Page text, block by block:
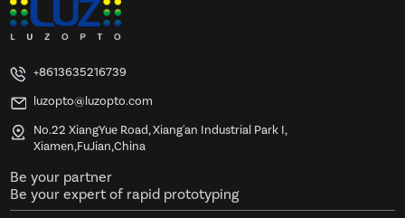
+8613635216739
luzopto@luzopto.com
No.22 XiangYue Road, Xiang'an Industrial Park I,
Xiamen,FuJian,China
Be your partner
Be your expert of rapid prototyping